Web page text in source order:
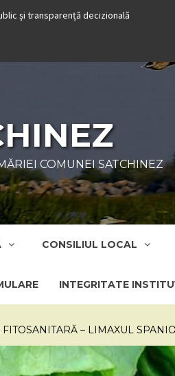
și transparență decizională
COMUNEI SATCHINEZ
CONSILIUL LOCAL
INTEGRITATE
– LIMAXUL